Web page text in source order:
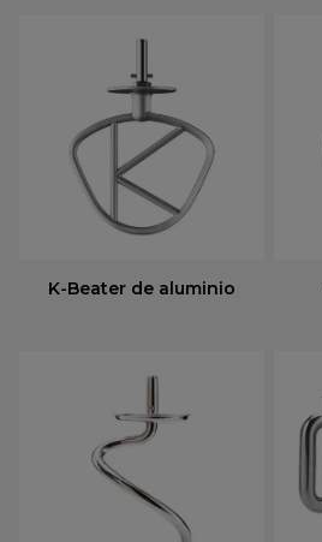
K-Beater de aluminio